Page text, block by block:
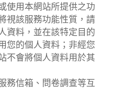
使用本網站所提供之功
視該服務功能性質，請
資料，並在該特定目的
您的個人資料；非經您
不會將個人資料用於其
務信箱、問卷調查等互